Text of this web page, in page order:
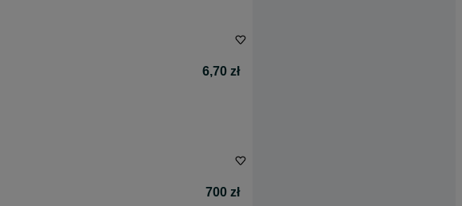
6,70 zł
700 zł